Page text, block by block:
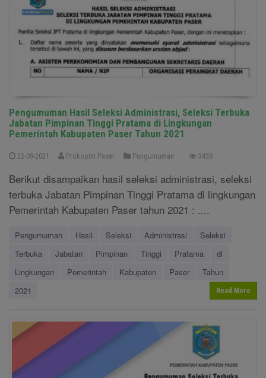
Pengumuman Hasil Seleksi Administrasi, Seleksi Terbuka
Jabatan Pimpinan Tinggi Pratama di Lingkungan
Pemerintah Kabupaten Paser Tahun 2021
22-09-2021 Prokopim Paser Pengumuman 3459
Berikut disampaikan hasil seleksi administrasi, seleksi
terbuka Jabatan Pimpinan Tinggi Pratama di lingkungan
Pemerintah Kabupaten Paser tahun 2021 : ....
Pengumuman Hasil Seleksi Administrasi
Seleksi
Terbuka
Jabatan Pimpinan Tinggi Pratama
di
Lingkungan
Pemerintah Kabupaten Paser
Tahun
2021
Read More